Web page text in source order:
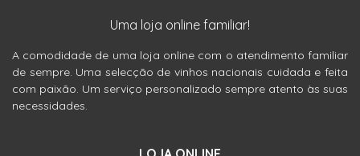
Uma loja online familiar!
A comodidade de uma loja online com o atendimento familiar
de sempre. Uma selecção de vinhos nacionais cuidada e feita
com paixão. Um serviço personalizado sempre atento às suas
necessidades.